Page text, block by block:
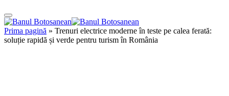
Prima pagină » Trenuri electrice moderne în teste pe calea ferată:
soluție rapidă și verde pentru turism în România